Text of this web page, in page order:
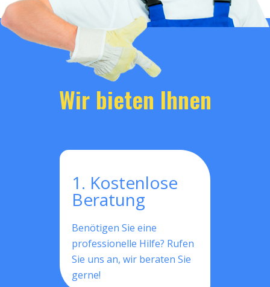
Wir bieten Ihnen
1. Kostenlose
Beratung
Benötigen Sie eine
professionelle Hilfe? Rufen
Sie uns an, wir beraten Sie
gerne!